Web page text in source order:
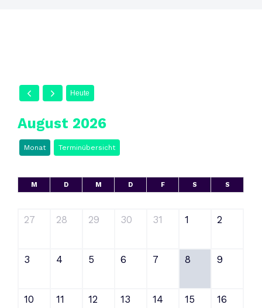
Heute
August 2026
Monat Terminübersicht
M D M D F S S
27 28 29 30 31 1 2
3 4 5 6 7 8 9
10 11 12 13 14 15 16